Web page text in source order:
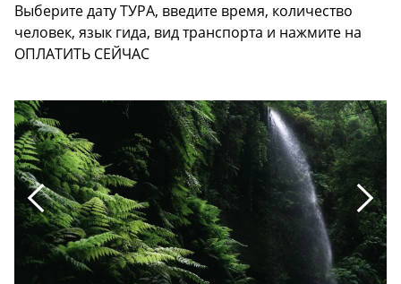
Выберите дату ТУРА, введите время, количество
человек, язык гида, вид транспорта и нажмите на
ОПЛАТИТЬ СЕЙЧАС